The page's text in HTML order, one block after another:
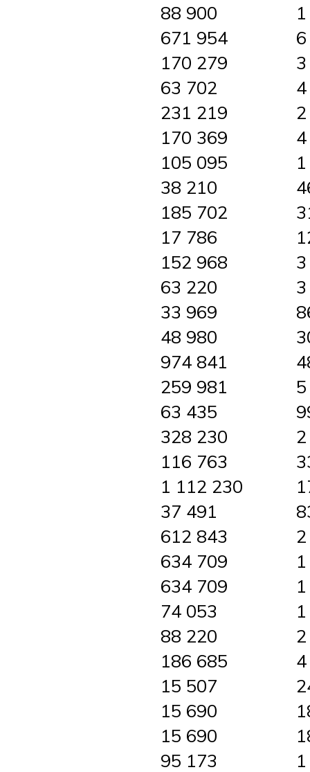
88 900
671 954
6
170 279
63 702
231 219
170 369
105 095
38 210
185 702
17 786
152 968
63 220
3
33 969
48 980
974 841
259 981
63 435
328 230
116 763
1 112 230
37 491
612 843
634 709
634 709
74 053
88 220
186 685
15 507
15 690
15 690
95 173